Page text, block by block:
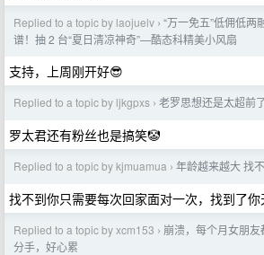
Replied to a topic by laojuelv › “万一免五”低佣低两
谱！抽 2 台“夏日清凉神奇”—酷态科精美小风扇
支持，上周刚开好😎
Replied to a topic by ljkgpxs › 老罗思想还是太超前
罗太君还有粉丝也是搞笑🤡
Replied to a topic by kjmuamua › 年龄越来越大 找
找不到你只需要每次回家面对一次，找到了
Replied to a topic by xcm153 › 崩溃，每个月女朋
分手，好心累